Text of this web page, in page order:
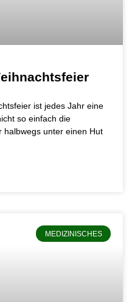
ist jedes Jahr eine
so einfach die
halbwegs unter einen Hut
MEDIZINISCHES